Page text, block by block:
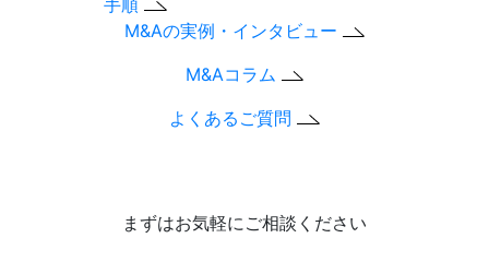
M&Aの実例・インタビュー
M&Aコラム
よくあるご質問
まずはお気軽にご相談ください